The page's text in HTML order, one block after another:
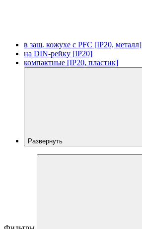
в защ. кожухе с PFC [IP20, металл]
на DIN-рейку [IP20]
компактные [IP20, пластик]
Развернуть